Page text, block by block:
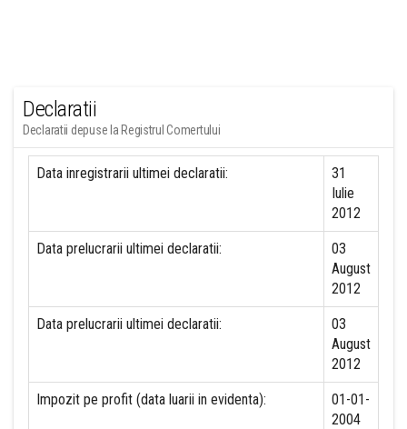
Declaratii
Declaratii depuse la Registrul Comertului
Data inregistrarii ultimei declaratii:
31
Iulie
2012
Data prelucrarii ultimei declaratii:
03
August
2012
Data prelucrarii ultimei declaratii:
03
August
2012
Impozit pe profit (data luarii in evidenta):
01-01-
2004